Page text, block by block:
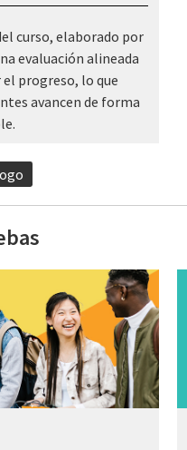
curso, elaborado por
evaluación alineada
el progreso, lo que
avancen de forma